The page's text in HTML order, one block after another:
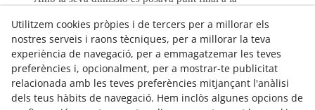
una etapa difícil, servida amb treball i dedicació i amb
una gran estima pels arbres i plantes del parc.
Cal recordar que l'últim any del mandat del president
Capdevila, l'ermita de Sant Eloi va ser declarada pel
Ministeri d'Educació i Ciència monument artístic,
d'interès local. Aquesta declaració va suposar el
reconeixement a la tasca feta anys enrere per a la
Utilitzem cookies pròpies i de tercers per a millorar els
nostres serveis i raons tècniques, per a millorar la teva
experiència de navegació, per a emmagatzemar les teves
preferències i, opcionalment, per a mostrar-te publicitat
relacionada amb les teves preferències mitjançant l'anàlisi
dels teus hàbits de navegació. Hem inclòs algunes opcions de